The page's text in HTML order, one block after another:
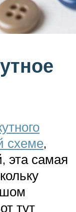
схеме,
эта самая
тут